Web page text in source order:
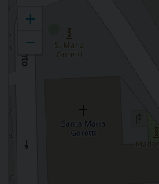
+
−